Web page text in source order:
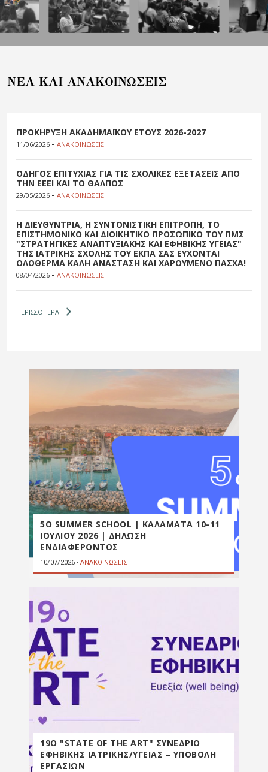
NEA KAI ANAKOIΝΩΣΕΙΣ
ΠΡΟΚΗΡΥΞΗ ΑΚΑΔΗΜΑΪΚΟΥ ΕΤΟΥΣ 2026-2027
11/06/2026 - ΑΝΑΚΟΙΝΩΣΕΙΣ
ΟΔΗΓΟΣ ΕΠΙΤΥΧΙΑΣ ΓΙΑ ΤΙΣ ΣΧΟΛΙΚΕΣ ΕΞΕΤΑΣΕΙΣ ΑΠΟ
ΤΗΝ ΕΕΕΙ ΚΑΙ ΤΟ ΘΑΛΠΟΣ
29/05/2026 - ΑΝΑΚΟΙΝΩΣΕΙΣ
Η ΔΙΕΥΘΥΝΤΡΙΑ, Η ΣΥΝΤΟΝΙΣΤΙΚΗ ΕΠΙΤΡΟΠΗ, ΤΟ
ΕΠΙΣΤΗΜΟΝΙΚΟ ΚΑΙ ΔΙΟΙΚΗΤΙΚΟ ΠΡΟΣΩΠΙΚΟ ΤΟΥ ΠΜΣ
"ΣΤΡΑΤΗΓΙΚΕΣ ΑΝΑΠΤΥΞΙΑΚΗΣ ΚΑΙ ΕΦΗΒΙΚΗΣ ΥΓΕΙΑΣ"
ΤΗΣ ΙΑΤΡΙΚΗΣ ΣΧΟΛΗΣ ΤΟΥ ΕΚΠΑ ΣΑΣ ΕΥΧΟΝΤΑΙ
ΟΛΟΘΕΡΜΑ ΚΑΛΗ ΑΝΑΣΤΑΣΗ ΚΑΙ ΧΑΡΟΥΜΕΝΟ ΠΑΣΧΑ!
08/04/2026 - ΑΝΑΚΟΙΝΩΣΕΙΣ
ΠΕΡΙΣΣΟΤΕΡΑ
5Ο SUMMER SCHOOL | ΚΑΛΑΜΑΤΑ 10-11
ΙΟΥΛΙΟΥ 2026 | ΔΗΛΩΣΗ
ΕΝΔΙΑΦΕΡΟΝΤΟΣ
10/07/2026 - ΑΝΑΚΟΙΝΩΣΕΙΣ
19Ο "STATE OF THE ART" ΣΥΝΕΔΡΙΟ
ΕΦΗΒΙΚΗΣ ΙΑΤΡΙΚΗΣ/ΥΓΕΙΑΣ – ΥΠΟΒΟΛΗ
ΕΡΓΑΣΙΩΝ